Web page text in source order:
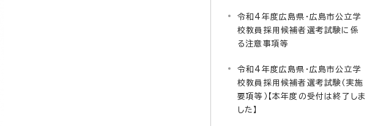
令和4年度広島県・広島市公立学
校教員採用候補者選考試験に係
る注意事項等
令和4年度広島県・広島市公立学
校教員採用候補者選考試験（実施
要項等）【本年度の受付は終了しま
した】